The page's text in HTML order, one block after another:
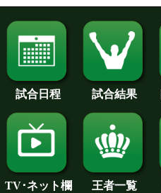
試合日程 試合結果
TV･ネット欄 王者一覧